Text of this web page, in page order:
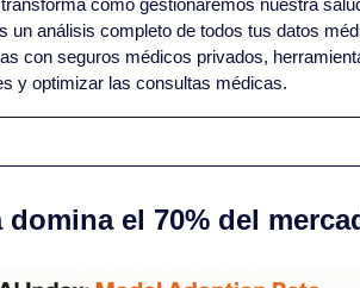
cómo gestionaremos nuestra
un análisis completo de todos tus datos
con seguros médicos privados,
y optimizar las consultas médicas.
el 70% del